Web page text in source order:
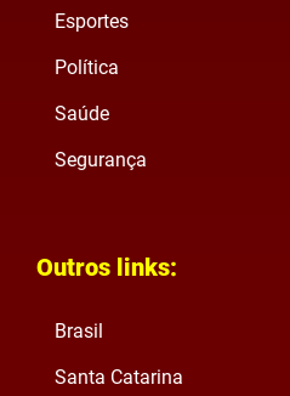
Esportes
Política
Saúde
Segurança
Outros links:
Brasil
Santa Catarina